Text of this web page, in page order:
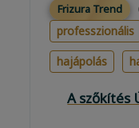
Frizura Trend
professzionális
hajápolás
A szőkítés